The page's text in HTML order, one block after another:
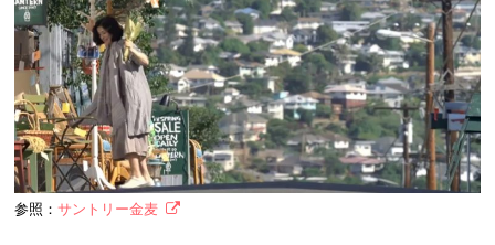
参照：サントリー金麦